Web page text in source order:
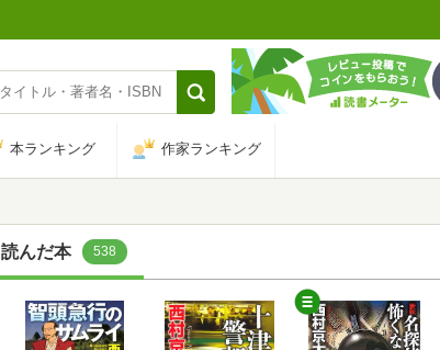
本ランキング 作家ランキング
読んだ本 538